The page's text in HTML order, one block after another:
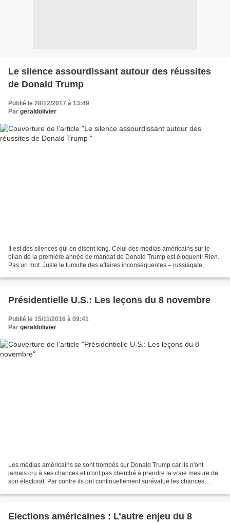
Le silence assourdissant autour des réussites
de Donald Trump
Publié le 28/12/2017 à 13:49
Par geraldolivier
Il est des silences qui en disent long. Celui des médias américains sur le
bilan de la première année de mandat de Donald Trump est éloquent! Rien.
Pas un mot. Juste le tumulte des affaires inconséquentes – russiagate,
Présidentielle U.S.: Les leçons du 8 novembre
Publié le 15/11/2016 à 09:41
Par geraldolivier
Les médias américains se sont trompés sur Donald Trump car ils n'ont
jamais cru à ses chances et n'ont pas cherché à prendre la vraie mesure de
son électorat. Par contre ils ont continuellement surévalué les chances
Elections américaines : L’autre enjeu du 8